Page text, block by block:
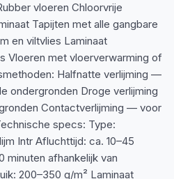
vloeren Chloorvrije
Tapijten met alle gangbare
en viltvlies Laminaat
Vloeren met vloerverwarming of
Halfnatte verlijming —
ondergronden Droge verlijming
Contactverlijming — voor
specs: Type:
Intr Afluchttijd: ca. 10–45
minuten afhankelijk van
200–350 g/m² Laminaat